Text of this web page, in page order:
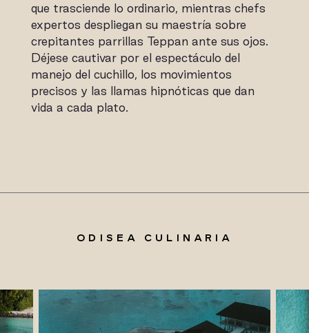
que trasciende lo ordinario, mientras chefs
expertos despliegan su maestría sobre
crepitantes parrillas Teppan ante sus ojos.
Déjese cautivar por el espectáculo del
manejo del cuchillo, los movimientos
precisos y las llamas hipnóticas que dan
vida a cada plato.
ODISEA CULINARIA